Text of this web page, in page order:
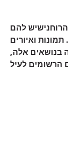
להם
ואיורים
בנושאים אלה,